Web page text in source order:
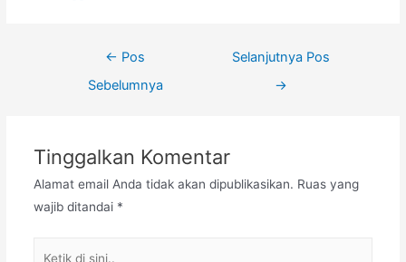
← Pos
Sebelumnya
Selanjutnya Pos
→
Tinggalkan Komentar
Alamat email Anda tidak akan dipublikasikan. Ruas yang
wajib ditandai *